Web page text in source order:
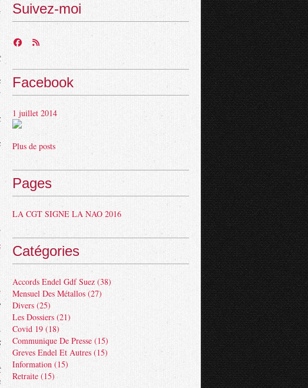
Suivez-moi
Facebook
1 juillet 2014
Plus de posts
Pages
LA CGT SIGNE LA NAO 2016
Catégories
Accords Endel Gdf Suez (38)
Mensuel Des Métallos (27)
Divers (25)
Les Dossiers (21)
Covid 19 (18)
Communique De Presse (15)
Greves Endel Et Autres (15)
Information (15)
Retraite (15)